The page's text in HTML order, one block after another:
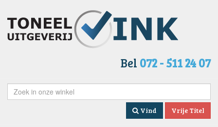
Bel 072 - 511 24 07
Vind Vrije Titel